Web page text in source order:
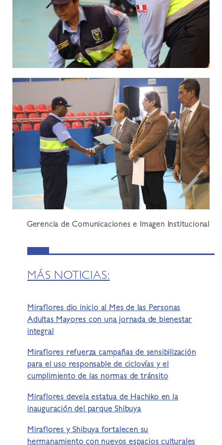
Gerencia de Comunicaciones e Imagen Institucional
MÁS NOTICIAS:
Miraflores dio inicio al Mes de las Personas
Adultas Mayores con una jornada de bienestar
integral
Miraflores refuerza campañas de sensibilización
para el uso responsable de ciclovías y el
cumplimiento de las normas de tránsito
Miraflores devela estatua de Hachiko en la
inauguración del parque Shibuya
Miraflores y Shibuya fortalecen su
hermanamiento con nuevos espacios culturales